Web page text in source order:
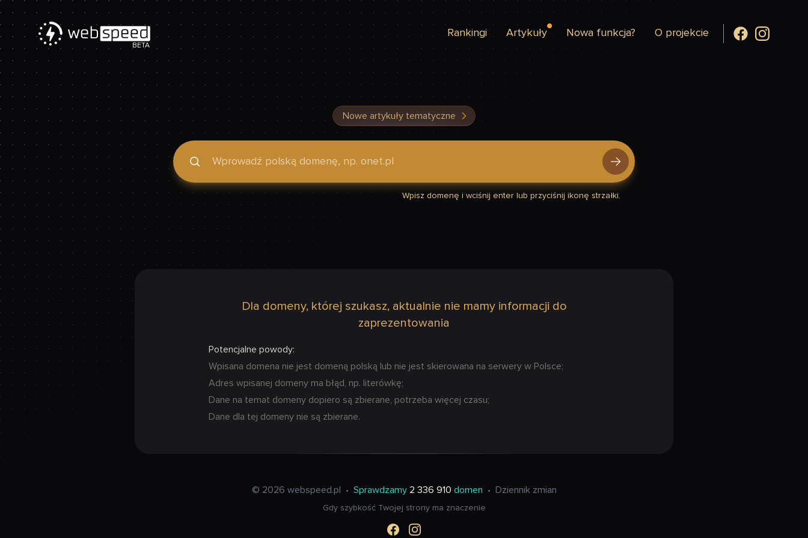
BETA
Rankingi Artykuły Nowa funkcja? O projekcie
Nowe artykuły tematyczne
Podaj domenę, by sprawdzić, czy Twoja strona jest szybka
Wpisz domenę i wciśnij enter lub przyciśnij ikonę strzałki.
Dla domeny, której szukasz, aktualnie nie mamy informacji do
zaprezentowania
Potencjalne powody:
Wpisana domena nie jest domeną polską lub nie jest skierowana na serwery w Polsce;
Adres wpisanej domeny ma błąd, np. literówkę;
Dane na temat domeny dopiero są zbierane, potrzeba więcej czasu;
Dane dla tej domeny nie są zbierane.
© 2026 webspeed.pl • Sprawdzamy 2 336 910 domen • Dziennik zmian
Gdy szybkość Twojej strony ma znaczenie